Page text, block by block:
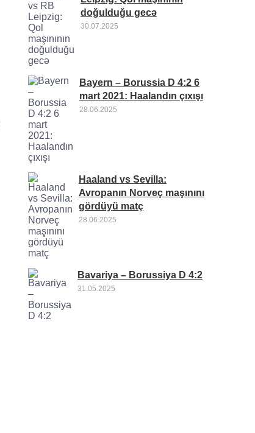
doğulduğu gecə
30.07.2025
Bayern – Borussia D 4:2 6
mart 2021: Haalandın çıxışı
28.06.2025
Haaland vs Sevilla:
Avropanın Norveç maşınını
gördüyü matç
28.06.2025
Bavariya – Borussiya D 4:2
31.05.2025